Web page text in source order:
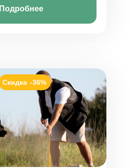
Скидка -36%
Подробнее